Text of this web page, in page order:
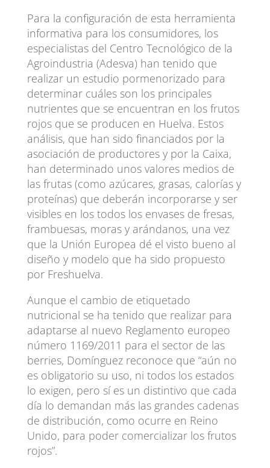
Para la configuración de esta herramienta
informativa para los consumidores, los
especialistas del Centro Tecnológico de la
Agroindustria (Adesva) han tenido que
realizar un estudio pormenorizado para
determinar cuáles son los principales
nutrientes que se encuentran en los frutos
rojos que se producen en Huelva. Estos
análisis, que han sido financiados por la
asociación de productores y por la Caixa,
han determinado unos valores medios de
las frutas (como azúcares, grasas, calorías y
proteínas) que deberán incorporarse y ser
visibles en los todos los envases de fresas,
frambuesas, moras y arándanos, una vez
que la Unión Europea dé el visto bueno al
diseño y modelo que ha sido propuesto
por Freshuelva.
Aunque el cambio de etiquetado
nutricional se ha tenido que realizar para
adaptarse al nuevo Reglamento europeo
número 1169/2011 para el sector de las
berries, Domínguez reconoce que “aún no
es obligatorio su uso, ni todos los estados
lo exigen, pero sí es un distintivo que cada
día lo demandan más las grandes cadenas
de distribución, como ocurre en Reino
Unido, para poder comercializar los frutos
rojos”.